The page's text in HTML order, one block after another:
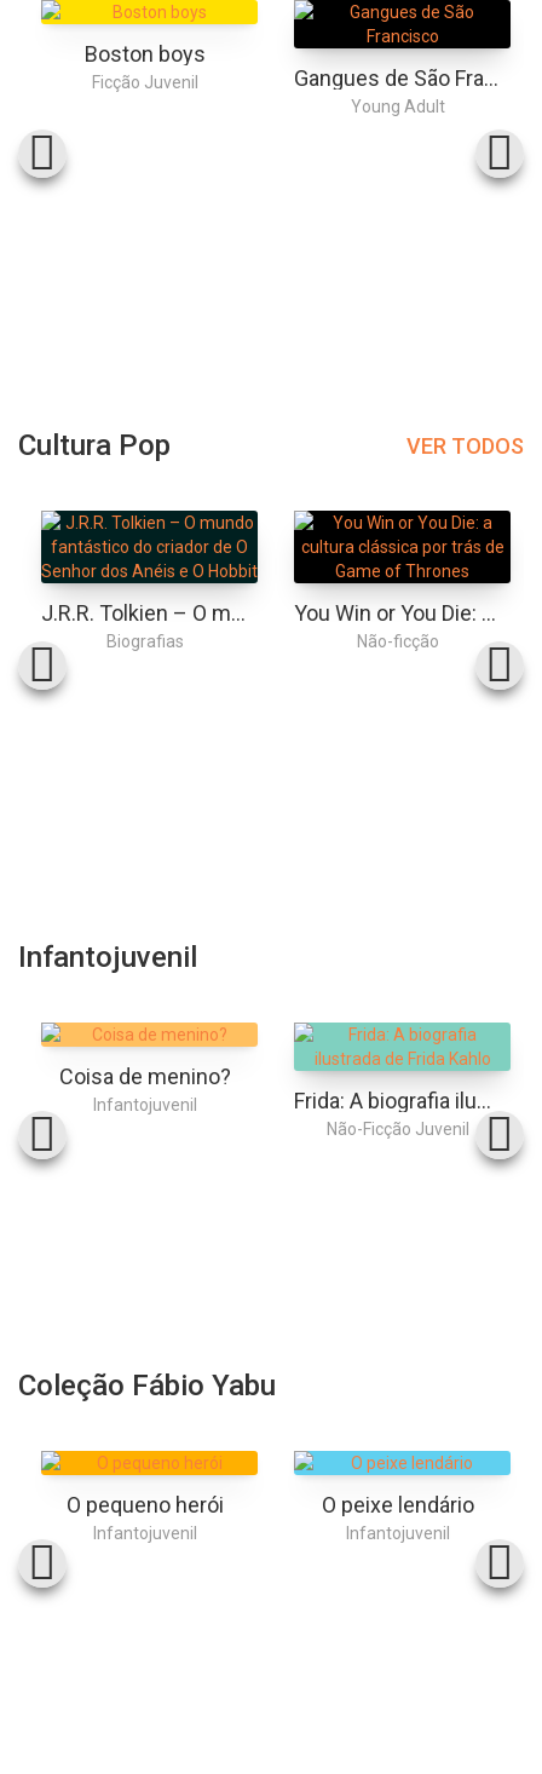
Boston boys
Ficção Juvenil Gangues de São Francisco
Young Adult
Cultura Pop VER TODOS
J.R.R. Tolkien – O mundo fantástico do criador de O Senhor dos Anéis e O Hobbit
Biografias
You Win or You Die: a cultura clássica por trás de Game of Thrones
Não-ficção
Infantojuvenil
Coisa de menino?
Infantojuvenil Frida: A biografia ilustrada de Frida Kahlo
Não-Ficção Juvenil
Coleção Fábio Yabu
O pequeno herói
Infantojuvenil
O peixe lendário
Infantojuvenil